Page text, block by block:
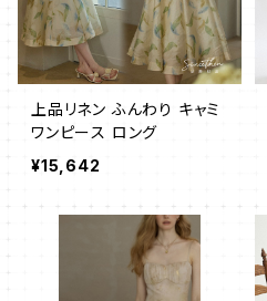
上品リネン ふんわり キャミ
ワンピース ロング
¥15,642